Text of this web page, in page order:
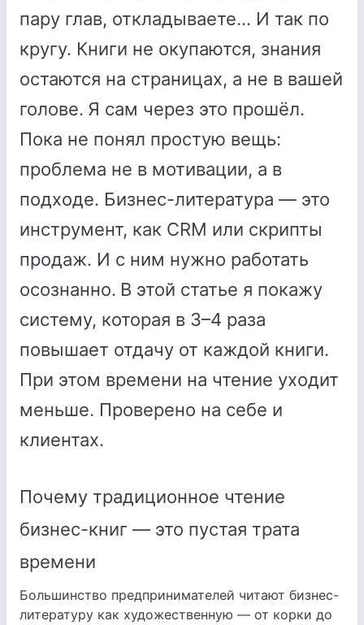
пару глав, откладываете… И так по
кругу. Книги не окупаются, знания
остаются на страницах, а не в вашей
голове. Я сам через это прошёл.
Пока не понял простую вещь:
проблема не в мотивации, а в
подходе. Бизнес-литература — это
инструмент, как CRM или скрипты
продаж. И с ним нужно работать
осознанно. В этой статье я покажу
систему, которая в 3–4 раза
повышает отдачу от каждой книги.
При этом времени на чтение уходит
меньше. Проверено на себе и
клиентах.
Почему традиционное чтение
бизнес-книг — это пустая трата
времени
Большинство предпринимателей читают бизнес-
литературу как художественную — от корки до